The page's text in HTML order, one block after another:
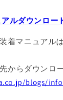
ルダウンロー
着マニュアルは
からダウンロ
blogs/